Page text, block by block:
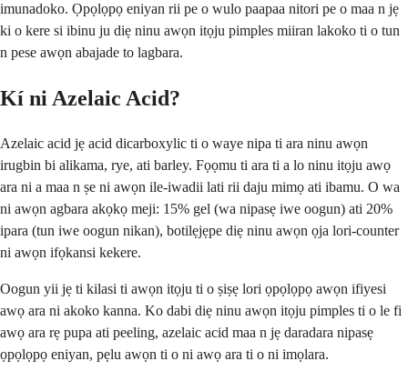
imunadoko. Ọpọlọpọ eniyan rii pe o wulo paapaa nitori pe o maa n jẹ
ki o kere si ibinu ju diẹ ninu awọn itọju pimples miiran lakoko ti o tun
n pese awọn abajade to lagbara.
Kí ni Azelaic Acid?
Azelaic acid jẹ acid dicarboxylic ti o waye nipa ti ara ninu awọn
irugbin bi alikama, rye, ati barley. Fọọmu ti ara ti a lo ninu itọju awọ
ara ni a maa n ṣe ni awọn ile-iwadii lati rii daju mimọ ati ibamu. O wa
ni awọn agbara akọkọ meji: 15% gel (wa nipasẹ iwe oogun) ati 20%
ipara (tun iwe oogun nikan), botilẹjẹpe diẹ ninu awọn ọja lori-counter
ni awọn ifọkansi kekere.
Oogun yii jẹ ti kilasi ti awọn itọju ti o ṣiṣẹ lori ọpọlọpọ awọn ifiyesi
awọ ara ni akoko kanna. Ko dabi diẹ ninu awọn itọju pimples ti o le fi
awọ ara rẹ pupa ati peeling, azelaic acid maa n jẹ daradara nipasẹ
ọpọlọpọ eniyan, pẹlu awọn ti o ni awọ ara ti o ni imọlara.